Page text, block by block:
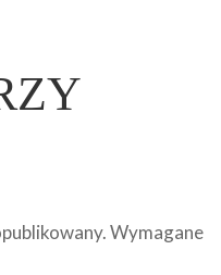
Wymagane